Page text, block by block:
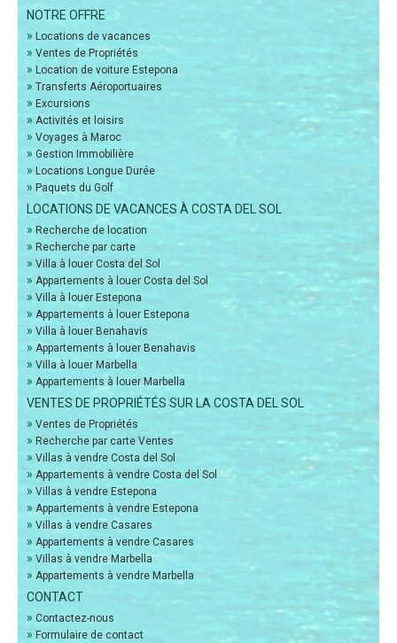
NOTRE OFFRE
» Locations de vacances
» Ventes de Propriétés
» Location de voiture Estepona
» Transferts Aéroportuaires
» Excursions
» Activités et loisirs
» Voyages à Maroc
» Gestion Immobilière
» Locations Longue Durée
» Paquets du Golf
LOCATIONS DE VACANCES À COSTA DEL SOL
» Recherche de location
» Recherche par carte
» Villa à louer Costa del Sol
» Appartements à louer Costa del Sol
» Villa à louer Estepona
» Appartements à louer Estepona
» Villa à louer Benahavis
» Appartements à louer Benahavis
» Villa à louer Marbella
» Appartements à louer Marbella
VENTES DE PROPRIÉTÉS SUR LA COSTA DEL SOL
» Ventes de Propriétés
» Recherche par carte Ventes
» Villas à vendre Costa del Sol
» Appartements à vendre Costa del Sol
» Villas à vendre Estepona
» Appartements à vendre Estepona
» Villas à vendre Casares
» Appartements à vendre Casares
» Villas à vendre Marbella
» Appartements à vendre Marbella
CONTACT
» Contactez-nous
» Formulaire de contact